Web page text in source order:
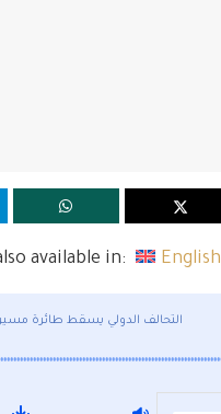
available in: English
التحالف الدولي يسقط طائرة